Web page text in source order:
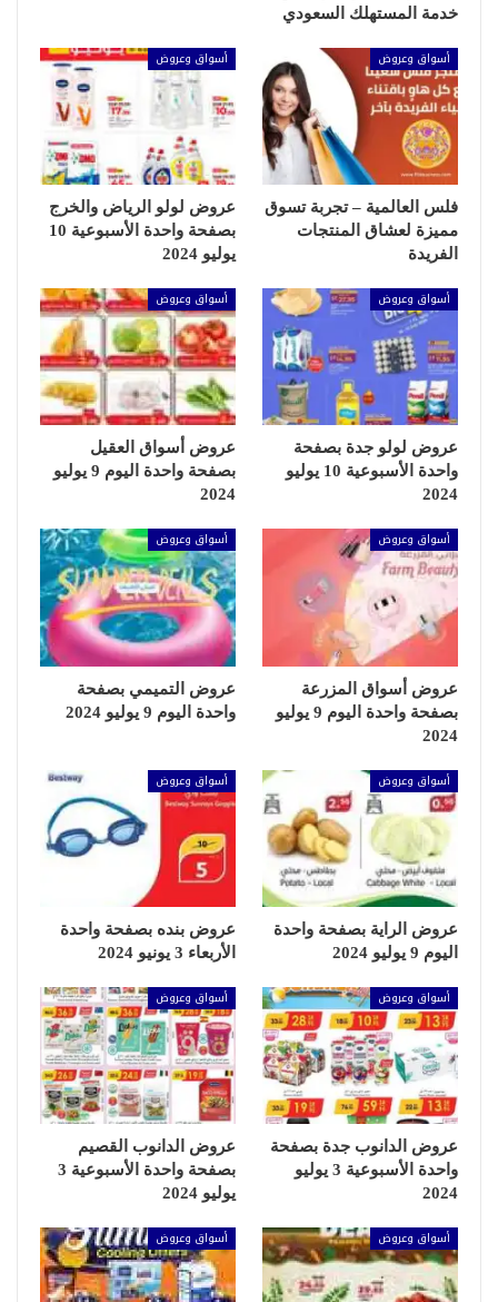
خدمة المستهلك السعودي
أسواق وعروض
فلس العالمية – تجربة تسوق
مميزة لعشاق المنتجات
الفريدة
أسواق وعروض
عروض لولو الرياض والخرج
بصفحة واحدة الأسبوعية 10
يوليو 2024
أسواق وعروض
عروض لولو جدة بصفحة
واحدة الأسبوعية 10 يوليو
2024
أسواق وعروض
عروض أسواق العقيل
بصفحة واحدة اليوم 9 يوليو
2024
أسواق وعروض
عروض أسواق المزرعة
بصفحة واحدة اليوم 9 يوليو
2024
أسواق وعروض
عروض التميمي بصفحة
واحدة اليوم 9 يوليو 2024
أسواق وعروض
عروض الراية بصفحة واحدة
اليوم 9 يوليو 2024
أسواق وعروض
عروض بنده بصفحة واحدة
الأربعاء 3 يونيو 2024
أسواق وعروض
عروض الدانوب جدة بصفحة
واحدة الأسبوعية 3 يوليو
2024
أسواق وعروض
عروض الدانوب القصيم
بصفحة واحدة الأسبوعية 3
يوليو 2024
أسواق وعروض أسواق وعروض